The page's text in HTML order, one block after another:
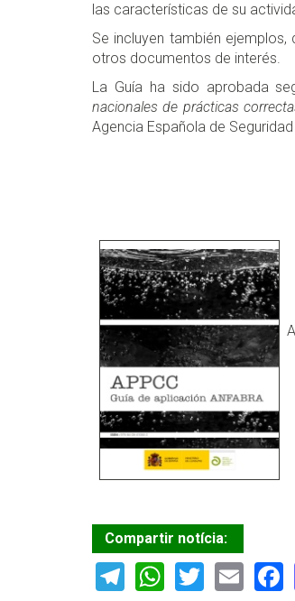
las características de su
Se incluyen también
otros documentos de interés.
La Guía ha sido aprobada
nacionales de prácticas
Agencia Española de
Compartir notícia:
TelegramTwitter